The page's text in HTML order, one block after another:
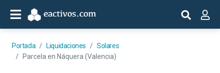
Portada Liquidaciones
Solares
Parcela en Náquera (Valencia)